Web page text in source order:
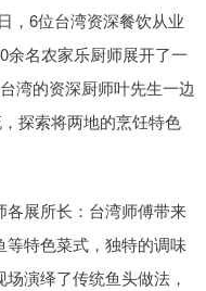
，6位台湾资深餐饮从业
余名农家乐厨师展开了一
湾的资深厨师叶先生一边
探索将两地的烹饪特色
展所长：台湾师傅带来
等特色菜式，独特的调味
演绎了传统鱼头做法，